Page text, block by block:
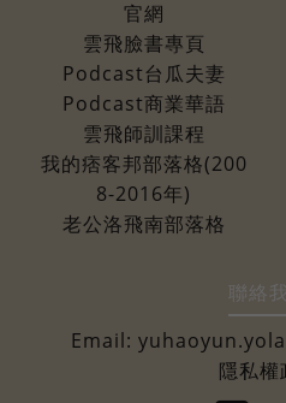
官網
雲飛臉書專頁
Podcast台瓜夫妻
Podcast商業華語
雲飛師訓課程
我的痞客邦部落格(200
8-2016年)
老公洛飛南部落格
聯絡
Email:
隱私權